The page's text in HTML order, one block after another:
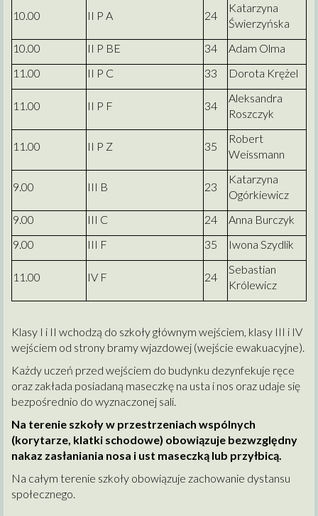
10.00 II P A 24
Katarzyna
Świerzyńska
10.00
II P BE 34
Adam Olma
11.00
II P C 33 Dorota Krężel
11.00 II P F 34
Aleksandra
Roszczyk
11.00 II P Z 35
Robert
Weissmann
9.00 III B 23
Katarzyna
Ogórkiewicz
9.00
III C 24
Anna Burczyk
9.00
III F 35 Iwona Szydlik
11.00 IV F 24
Sebastian
Królewicz
Klasy I i II wchodzą do szkoły głównym wejściem, klasy III i IV
wejściem od strony bramy wjazdowej (wejście ewakuacyjne).
Każdy uczeń przed wejściem do budynku dezynfekuje ręce
oraz zakłada posiadaną maseczkę na usta i nos oraz udaje się
bezpośrednio do wyznaczonej sali.
Na terenie szkoły w przestrzeniach wspólnych
(korytarze, klatki schodowe) obowiązuje bezwzględny
nakaz zasłaniania nosa i ust maseczką lub przyłbicą.
Na całym terenie szkoły obowiązuje zachowanie dystansu
społecznego.